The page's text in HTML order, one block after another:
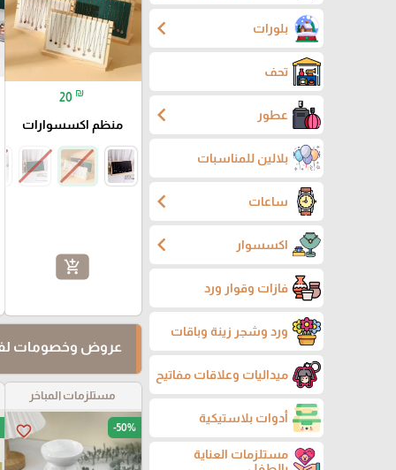
بلورات chevron_left
تحف
عطور chevron_left
بلالين للمناسبات
ساعات chevron_left
اكسسوار chevron_left
فازات وقوار ورد
ورد وشجر زينة وباقات
ميداليات وعلاقات مفاتيح
أدوات بلاستيكية
مستلزمات العناية
20 ₪
منظم اكسسوارات
add_shopping_cart
عروض وخصومات
مستلزمات المباخر
favorite_border -50%